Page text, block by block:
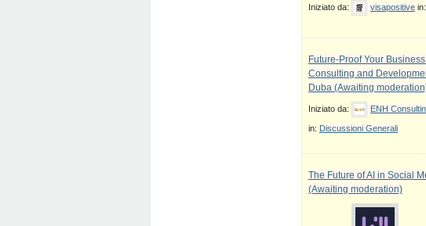
Iniziato da: visapositive in:
Future-Proof Your Business
Consulting and
Duba (Awaiting
Iniziato da: ENH
in: Discussioni Generali
The Future of AI in Social
(Awaiting moderation)